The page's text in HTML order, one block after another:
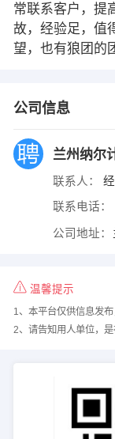
常联系客户，提
故，经验足，值
望，也有狼团的
公司信息
兰州纳尔
联系人：
联系电话：
公司地址：
温馨提示
1、本平台仅供信息发
2、请告知用人单位，是